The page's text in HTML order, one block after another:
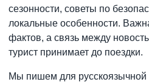
сезонности, советы по
локальные особенности.
фактов, а связь между
турист принимает до поездки.
Мы пишем для русскоязычной